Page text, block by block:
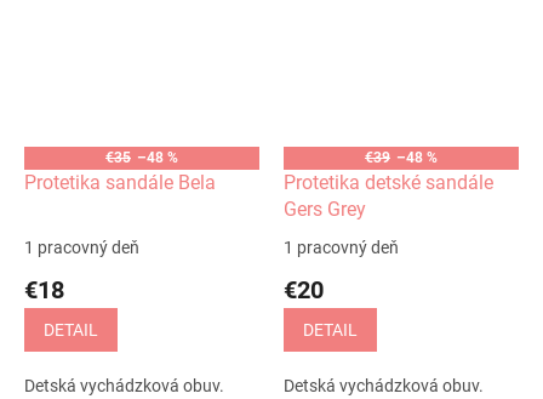
€35 –48 %
Protetika sandále Bela
1 pracovný deň
€18
DETAIL
Detská vychádzková obuv.
€39 –48 %
Protetika detské sandále
Gers Grey
1 pracovný deň
€20
DETAIL
Detská vychádzková obuv.